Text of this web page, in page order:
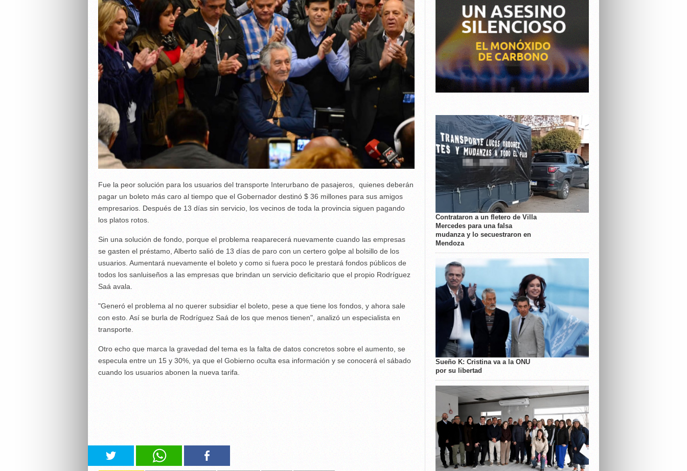
Fue la peor solución para los usuarios del transporte Interurbano de pasajeros, quienes deberán
pagar un boleto más caro al tiempo que el Gobernador destinó $ 36 millones para sus amigos
empresarios. Después de 13 días sin servicio, los vecinos de toda la provincia siguen pagando
los platos rotos.
Sin una solución de fondo, porque el problema reaparecerá nuevamente cuando las empresas
se gasten el préstamo, Alberto salió de 13 días de paro con un certero golpe al bolsillo de los
usuarios. Aumentará nuevamente el boleto y como si fuera poco le prestará fondos públicos de
todos los sanluiseños a las empresas que brindan un servicio deficitario que el propio Rodríguez
Saá avala.
"Generó el problema al no querer subsidiar el boleto, pese a que tiene los fondos, y ahora sale
con esto. Así se burla de Rodríguez Saá de los que menos tienen", analizó un especialista en
transporte.
Otro echo que marca la gravedad del tema es la falta de datos concretos sobre el aumento, se
especula entre un 15 y 30%, ya que el Gobierno oculta esa información y se conocerá el sábado
cuando los usuarios abonen la nueva tarifa.
Contrataron a un fletero de Villa
Mercedes para una falsa
mudanza y lo secuestraron en
Mendoza
Sueño K: Cristina va a la ONU
por su libertad